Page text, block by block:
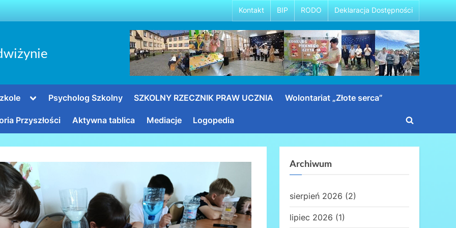
Kontakt BIP RODO Deklaracja Dostępności
TogglePsycholog Szkolny SZKOLNY RZECZNIK PRAW UCZNIA Wolontariat „Złote serca”
Przyszłości Aktywna tablica Mediacje Logopedia
Toggle
Archiwum
sierpień 2026 (2)
lipiec 2026 (1)